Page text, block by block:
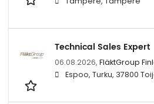
Technical Sales Expert
06.08.2026, FläktGroup
Espoo, Turku, 37800